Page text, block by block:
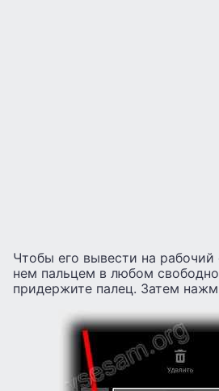
Чтобы его вывести на
нем пальцем в любом
придержите палец. Затем